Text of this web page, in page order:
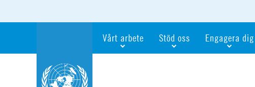
Vårt arbete Stöd oss Engagera dig